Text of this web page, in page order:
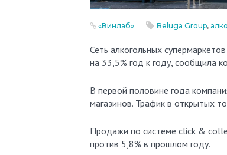
«Винлаб» Beluga Group,
Сеть алкогольных супермаркетов «Винлаб» (входит в Beluga Group) в первом полугодии нарастила продажи
на 33,5% год к году, сообщила
В первой половине года
магазинов. Трафик в открытых
Продажи по системе click &
против 5,8% в прошлом году.